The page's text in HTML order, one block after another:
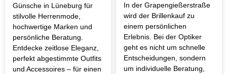
Günsche in Lüneburg für
stilvolle Herrenmode,
hochwertige Marken und
persönliche Beratung.
Entdecke zeitlose Eleganz,
perfekt abgestimmte Outfits
und Accessoires – für einen
In der Grapengießerstraße
wird der Brillenkauf zu
einem persönlichen
Erlebnis. Bei der Optiker
geht es nicht um schnelle
Entscheidungen, sondern
um individuelle Beratung,